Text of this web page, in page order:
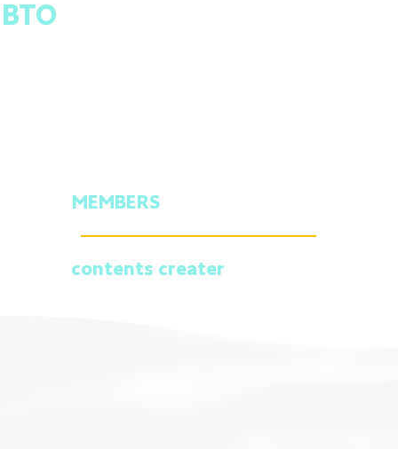
BTO
MEMBERS
​contents creater